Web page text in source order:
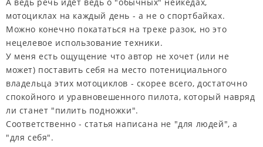
мотоциклах на каждый день - а не о спортбайках.
Можно конечно покататься на треке разок, но это
нецелевое использование техники.
У меня есть ощущение что автор не хочет (или не
может) поставить себя на место потенициального
владельца этих мотоциклов - скорее всего, достаточно
спокойного и уравновешенного пилота, который навряд
ли станет "пилить подножки".
Соответственно - статья написана не "для людей", а
"для себя".